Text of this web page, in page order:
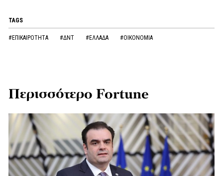
TAGS
#ΕΠΙΚΑΙΡΟΤΗΤΑ #ΔΝΤ #ΕΛΛΑΔΑ #ΟΙΚΟΝΟΜΙΑ
Περισσότερο Fortune